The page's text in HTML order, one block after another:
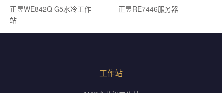
正昱WE842Q G5水冷工作
站
正昱RE7446服务器
工作站